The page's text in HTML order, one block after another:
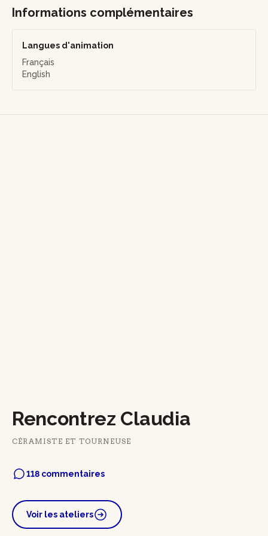
Note sur les prestations supplémentaires : Si vous souhaitez
rajouter des prestations complémentaires, précisez-le dans
votre demande et l’artisane adaptera le devis.
Informations complémentaires
Langues d'animation
Français
English
Rencontrez Claudia
CÉRAMISTE ET TOURNEUSE
118 commentaires
Voir les ateliers